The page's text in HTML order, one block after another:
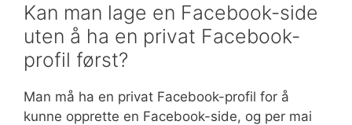
Kan man lage en Facebook-side
uten å ha en privat Facebook-
profil først?
Man må ha en privat Facebook-profil for å
kunne opprette en Facebook-side, og per mai